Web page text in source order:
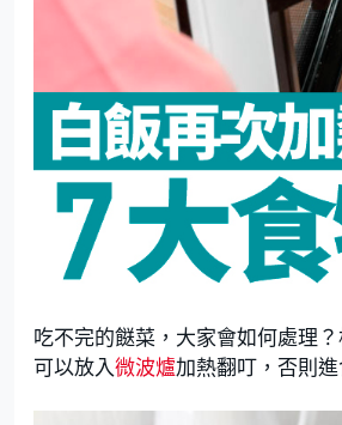
吃不完的餸菜，大家會如何處理
可以放入微波爐加熱翻叮，否則